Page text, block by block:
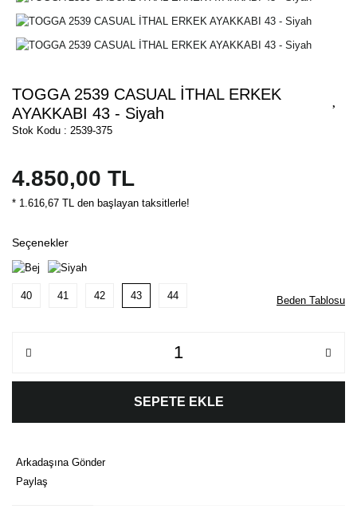
TOGGA 2539 CASUAL İTHAL ERKEK
AYAKKABI 43 - Siyah
Stok Kodu : 2539-375
4.850,00 TL
* 1.616,67 TL den başlayan taksitlerle!
Seçenekler
40 41 42 43 44 Beden Tablosu
SEPETE EKLE
Arkadaşına Gönder
Paylaş